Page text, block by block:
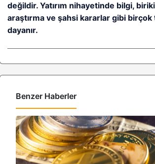
değildir. Yatırım nihayetinde bilgi,
araştırma ve şahsi kararlar gibi birçok
dayanır.
Benzer Haberler